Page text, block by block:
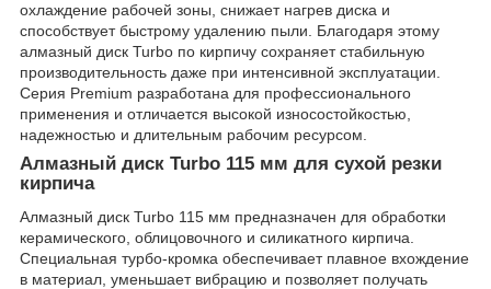
охлаждение рабочей зоны, снижает нагрев диска и
способствует быстрому удалению пыли. Благодаря этому
алмазный диск Turbo по кирпичу сохраняет стабильную
производительность даже при интенсивной эксплуатации.
Серия Premium разработана для профессионального
применения и отличается высокой износостойкостью,
надежностью и длительным рабочим ресурсом.
Алмазный диск Turbo 115 мм для сухой резки
кирпича
Алмазный диск Turbo 115 мм предназначен для обработки
керамического, облицовочного и силикатного кирпича.
Специальная турбо-кромка обеспечивает плавное вхождение
в материал, уменьшает вибрацию и позволяет получать